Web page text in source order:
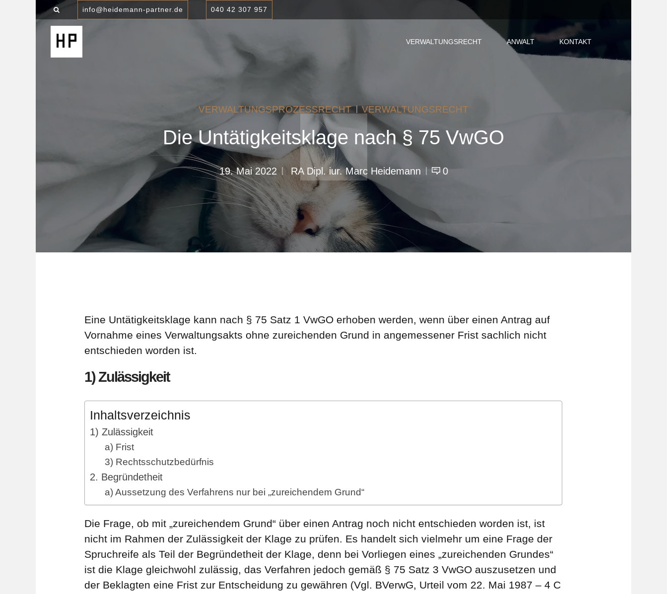
info@heidemann-partner.de 040 42 307 957
VERWALTUNGSRECHT ANWALT KONTAKT
VERWALTUNGSPROZESSRECHT VERWALTUNGSRECHT
Die Untätigkeitsklage nach § 75 VwGO
19. Mai 2022 RA Dipl. iur. Marc Heidemann 0
Eine Untätigkeitsklage kann nach § 75 Satz 1 VwGO erhoben werden, wenn über einen Antrag auf
Vornahme eines Verwaltungsakts ohne zureichenden Grund in angemessener Frist sachlich nicht
entschieden worden ist.
1) Zulässigkeit
Inhaltsverzeichnis
1) Zulässigkeit
a) Frist
3) Rechtsschutzbedürfnis
2. Begründetheit
a) Aussetzung des Verfahrens nur bei „zureichendem Grund“
Die Frage, ob mit „zureichendem Grund“ über einen Antrag noch nicht entschieden worden ist, ist
nicht im Rahmen der Zulässigkeit der Klage zu prüfen. Es handelt sich vielmehr um eine Frage der
Spruchreife als Teil der Begründetheit der Klage, denn bei Vorliegen eines „zureichenden Grundes“
ist die Klage gleichwohl zulässig, das Verfahren jedoch gemäß § 75 Satz 3 VwGO auszusetzen und
der Beklagten eine Frist zur Entscheidung zu gewähren (Vgl. BVerwG, Urteil vom 22. Mai 1987 – 4 C